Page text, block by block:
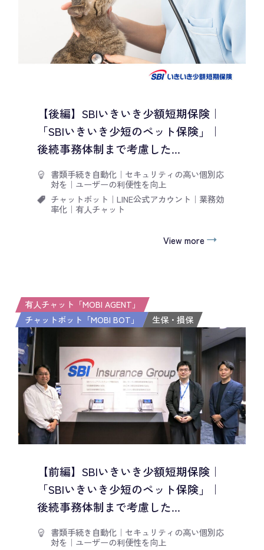
【後編】SBIいきいき少額短期保険｜
「SBIいきいき少短のペット保険」｜
後続事務体制まで考慮した...
書類手続き自動化｜ セキュリティの高い個別応
対を ｜ ユーザーの利便性を向上
チャットボット ｜ LINE公式アカウント ｜ 業務効
率化｜ 有人チャット
View more
有人チャット「MOBI AGENT」
チャットボット「MOBI BOT」
生保・損保
【前編】SBIいきいき少額短期保険｜
「SBIいきいき少短のペット保険」｜
後続事務体制まで考慮した...
書類手続き自動化｜ セキュリティの高い個別応
対を ｜ ユーザーの利便性を向上